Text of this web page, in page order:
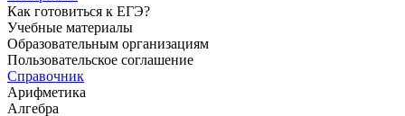
Как готовиться к ЕГЭ?
Учебные материалы
Образовательным организациям
Пользовательское соглашение
Справочник
Арифметика
Алгебра